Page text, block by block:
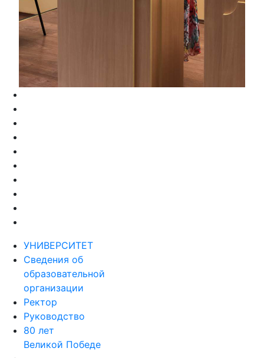
УНИВЕРСИТЕТ
Сведения об
образовательной
организации
Ректор
Руководство
80 лет
Великой Победе